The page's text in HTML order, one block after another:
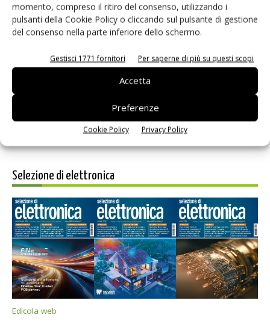
momento, compreso il ritiro del consenso, utilizzando i
pulsanti della Cookie Policy o cliccando sul pulsante di gestione
del consenso nella parte inferiore dello schermo.
Gestisci 1771 fornitori Per saperne di più su questi scopi
Accetta
Preferenze
Cookie Policy Privacy Policy
prossimi commenti.
Selezione di elettronica
Edicola web